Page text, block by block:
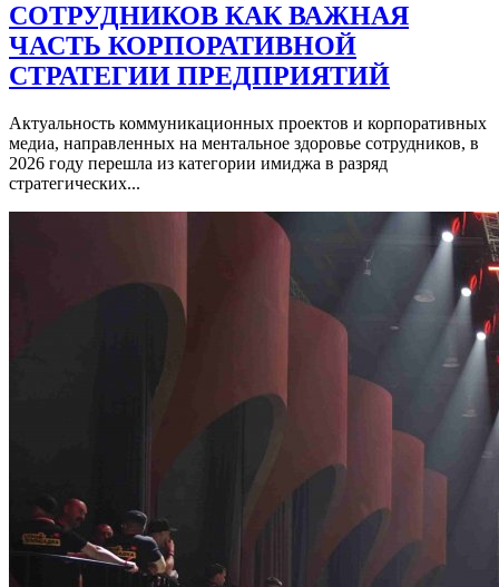
СОТРУДНИКОВ КАК ВАЖНАЯ
ЧАСТЬ КОРПОРАТИВНОЙ
СТРАТЕГИИ ПРЕДПРИЯТИЙ
Актуальность коммуникационных проектов и корпоративных
медиа, направленных на ментальное здоровье сотрудников, в
2026 году перешла из категории имиджа в разряд
стратегических...